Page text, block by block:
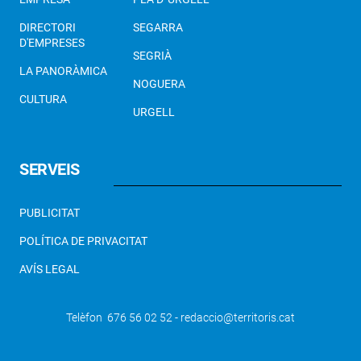
DIRECTORI
D'EMPRESES
LA PANORÀMICA
CULTURA
SEGARRA
SEGRIÀ
NOGUERA
URGELL
SERVEIS
PUBLICITAT
POLÍTICA DE PRIVACITAT
AVÍS LEGAL
Telèfon 676 56 02 52 - redaccio@territoris.cat